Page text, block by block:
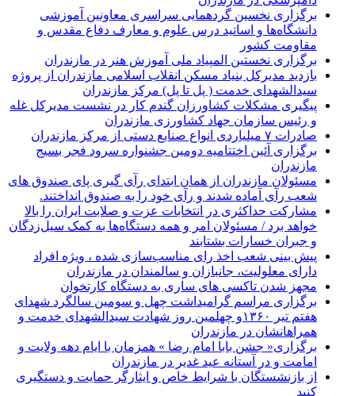
برگزاری نخسین گردهمایی سراسری معاونین آموزشی
دانشگاه‌ها و اساتید درس علوم و معارف دفاع مقدس و
مقاومت کشور
برگزاری نخستین المپیاد ملی آموزش هنر در مازندران
بازدید مدیرکل بنیاد مسکن انقلاب اسلامی مازندران از پروژه
سیدالشهدای خدمت ( پل تا پل) مرکز مازندران
پیگیری مشکلات کشاورزان گندم کار در نشست مدیرکل غله
و رئیس سازمان جهاد کشاورزی مازندران
صادرات ۷ میلیاردی انواع صنایع دستی از مرکز مازندران
برگزاری آئین اختتامیه دومین جشنواره سرود فجر بسیج
مازندران
مسئولان مازندران از همان ابتدای رآی گیری پای صندوق های
شعب رآی آماده شدند و رآی خود را به صندوق انداختند.
مشارکت حداکثری در انتخابات عزت و صلابت ایران را بالا
خواهد برد / مسئولان امر و همه دستگاه‌ها به کمک سیل‌زدگان
و جبران خسارات بشتابند
پیش بینی شعب اخذ رای مناسب‌سازی شده ، ویژه افراد
دارای معلولیت، جانبازان و سالمندان در مازندران
مجهز شدن تاکسی های ساری به دستگاه کارتخوان
برگزاری مراسم گرامیداشت چهل و سومین سالگرد شهدای
هفتم تیر ۱۳۶۰و چهلمین روز شهادت سیدالشهدای خدمت و
همراهانشان در مازندران
برگزاری« جشن بابا امام رضا » همزمان با ایام دهه ولایت و
امامت و در آستانه عید غدیر در مازندران
از بازنشستگان با شرایط خاص و ایثارگر حمایت و دستگیری
کنید